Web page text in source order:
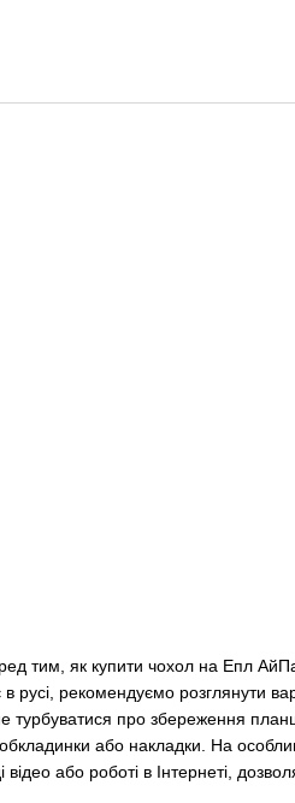
тим, як купити чохол на Епл
русі, рекомендуємо розглянути
про збереження
або накладки. На
або роботі в Інтернеті,